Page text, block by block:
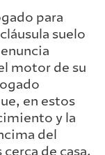
para
suelo
motor de su
en estos
y la
del
de casa.